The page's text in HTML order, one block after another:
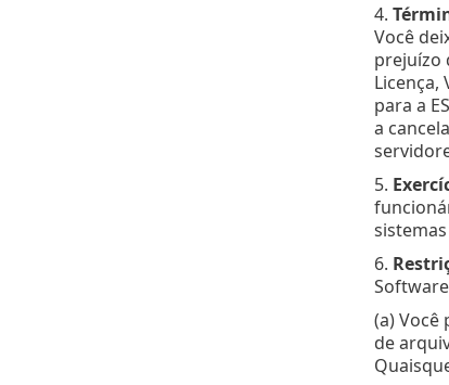
4.
Você
prejuízo
Licença,
para a
a
5.
6.
(a)
de